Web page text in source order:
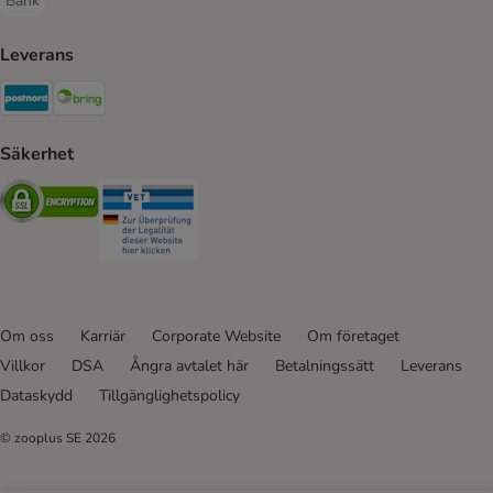
Bank Payment Method
Leverans
Postnord Shipping Method
Säkerhet
Security
Om oss Karriär Corporate Website
Om företaget
Villkor
DSA Ångra avtalet här Betalningssätt
Leverans
Dataskydd
Tillgänglighetspolicy
© zooplus SE 2026